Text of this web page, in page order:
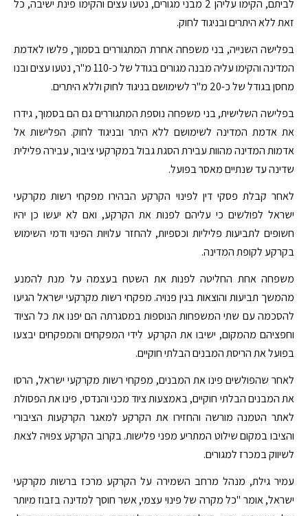
לביתם, הקימו עליהן 2 מבני מגורים, נטעו עצים והקימו פינת ישיבה, כל
זאת ללא היתרים ובניגוד לחוק.
בפלישה השנייה, בני משפחה אחרת המתגוררים בסמוך, פלשו לאדמת
המדינה והקימו עליה מבנה מגורים בגודל של כ-110 מ"ר, נטעו עצים ובנו
מחסן בגודל של כ-20 מ"ר לשימושם בניגוד לחוק וללא היתרים.
בפלישה השלישית, בני משפחה נוספת המתגוררים גם הם בסמוך, גידרו
את אדמת המדינה לשימושם ללא היתר ובניגוד לחוק. הפלישות אל
אדמות המדינה מהוות עבירת הסגת גבול במקרקעי ציבור, עבירה פלילית
שדינה עד שנתיים מאסר בפועל.
לאחר קבלת פסקי דין לפינוי הקרקע הבהירו מפקחי רשות מקרקעי
ישראל לפולשים כי עליהם לפנות את הקרקע, ואם לא יעשו כן יהיו
חשופים לתביעות פליליות וכספיות, להחזר עלויות הפינוי ודמי השימוש
בקרקע לקופת המדינה.
משפחה אחת החליטה לפנות את השטח בעצמה על מנת להמנע
מהמשך תביעות והוצאות בגין פנויה. מפקחי רשות מקרקעי ישראל הגיעו
להסכמה עם שתי המשפחות הנוספות במסגרתה הם יפנו את כל הציוד
וחפציהם מהמקום, ישיבו את הקרקע לידי המפקחים והמפקחים יבצעו
בפועל את הריסת המבנים הבלתי חוקיים.
לאחר שהפולשים פינו את המבנים, מפקחי רשות מקרקעי ישראל, הרסו
את המבנים הבלתי חוקיים, באמצעות ציוד מכני והנדסי, פינו את הפסולת
לאתר הטמנה מורשה והחזירו את הקרקע למאגר הקרקעות הציבורי
והציבו במקום שילוט המתריע מפני פלישות. בקרוב הקרקע צפויה לצאת
לשיווק במכרז למגורים.
עמיר גילת, מנהל מרחב השמירה על הקרקע מרכז ברשות מקרקעי
ישראל, אומר "כל מקרה של פינוי עצמי, אשר חוסך למדינה בזבוז מיותר